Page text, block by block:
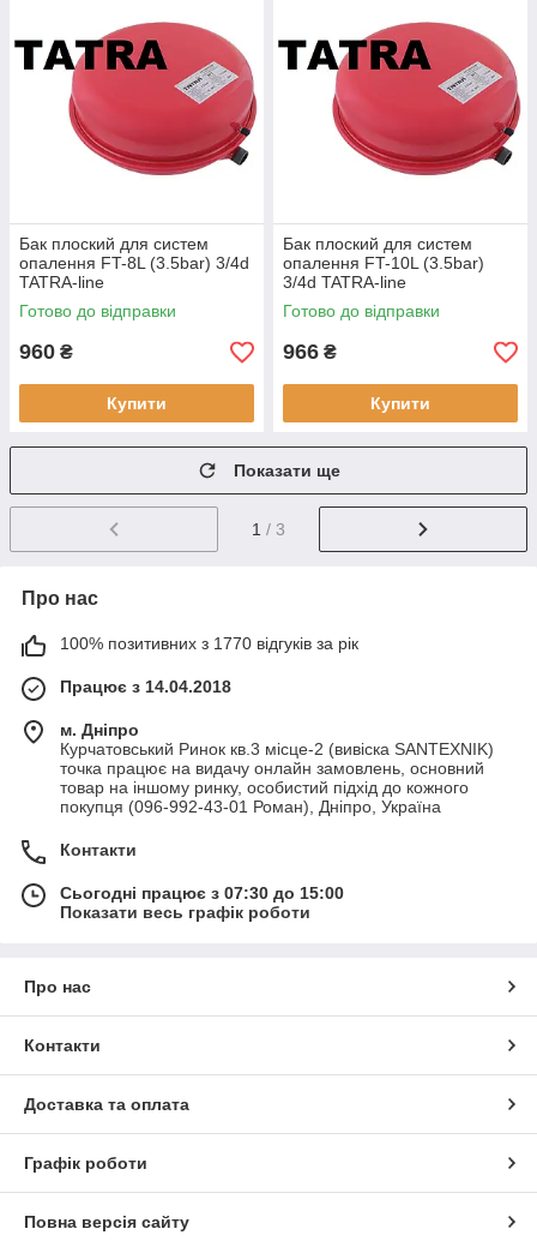
Бак плоский для систем
опалення FT-8L (3.5bar) 3/4d
TATRA-line
Готово до відправки
960 ₴
Купити
Бак плоский для систем
опалення FT-10L (3.5bar)
3/4d TATRA-line
Готово до відправки
966 ₴
Купити
Показати ще
1 / 3
Про нас
100% позитивних з 1770 відгуків за рік
Працює з 14.04.2018
м. Дніпро
Курчатовський Ринок кв.3 місце-2 (вивіска SANTEXNIK)
точка працює на видачу онлайн замовлень, основний
товар на іншому ринку, особистий підхід до кожного
покупця (096-992-43-01 Роман), Дніпро, Україна
Контакти
Сьогодні працює з 07:30 до 15:00
Показати весь графік роботи
Про нас
Контакти
Доставка та оплата
Графік роботи
Повна версія сайту